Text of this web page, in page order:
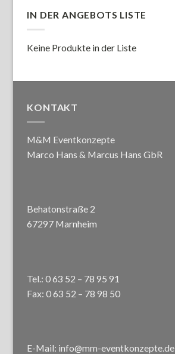
IN DER ANGEBOTS LISTE
Keine Produkte in der Liste
KONTAKT
M&M Eventkonzepte
Marco Hans & Marcus Hans GbR
Behatonstraße 2
67297 Marnheim
Tel.: 0 63 52 – 78 95 91
Fax: 0 63 52 – 78 98 50
E-Mail: info@mm-eventkonzepte.de